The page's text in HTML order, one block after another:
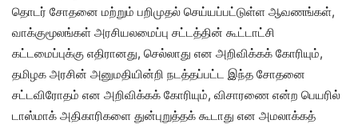
தொடர் சோதனை மற்றும் பறிமுதல் செய்யப்பட்டுள்ள ஆவணங்கள்,
வாக்குமூலங்கள் அரசியலமைப்பு சட்டத்தின் கூட்டாட்சி
கட்டமைப்புக்கு எதிரானது, செல்லாது என அறிவிக்கக் கோரியும்,
தமிழக அரசின் அனுமதியின்றி நடத்தப்பட்ட இந்த சோதனை
சட்டவிரோதம் என அறிவிக்கக் கோரியும், விசாரணை என்ற பெயரில்
டாஸ்மாக் அதிகாரிகளை துன்புறுத்தக் கூடாது என அமலாக்கத்